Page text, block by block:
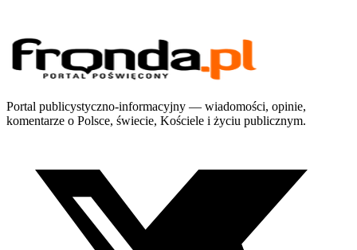
Portal publicystyczno-informacyjny — wiadomości, opinie,
komentarze o Polsce, świecie, Kościele i życiu publicznym.